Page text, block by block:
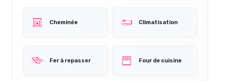
Cheminée Climatisation
Fer à repasser Four de cuisine